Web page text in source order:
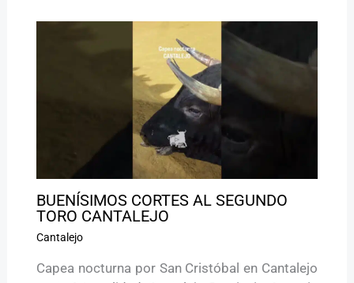
BUENÍSIMOS CORTES AL SEGUNDO
TORO CANTALEJO
Cantalejo
Capea nocturna por San Cristóbal en Cantalejo